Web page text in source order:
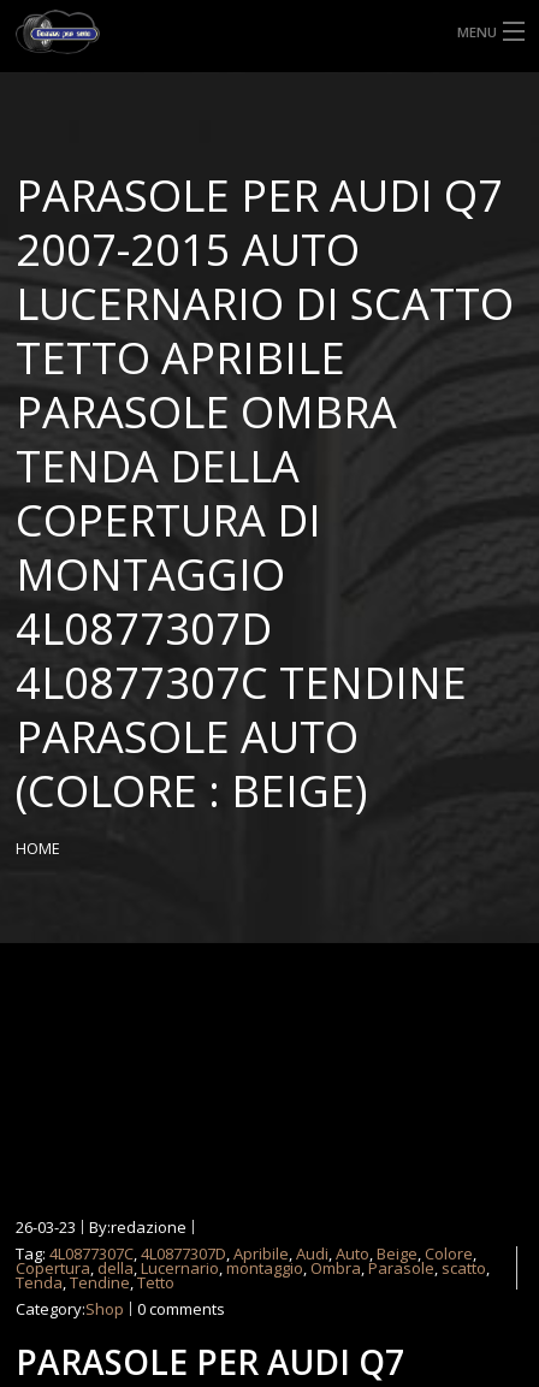
MENU
MISURE GOMME
BLOG
SHOP
PARASOLE PER AUDI Q7
2007-2015 AUTO
LUCERNARIO DI SCATTO
TETTO APRIBILE
PARASOLE OMBRA
TENDA DELLA
COPERTURA DI
MONTAGGIO
4L0877307D
4L0877307C TENDINE
PARASOLE AUTO
(COLORE : BEIGE)
HOME
26-03-23
By:redazione
Tag:4L0877307C,4L0877307D,Apribile,Audi,Auto,Beige, Colore,
Copertura, della,Lucernario,montaggio, Ombra,Parasole, scatto,
Tenda,Tendine,Tetto
Category:Shop 0 comments
PARASOLE PER AUDI Q7